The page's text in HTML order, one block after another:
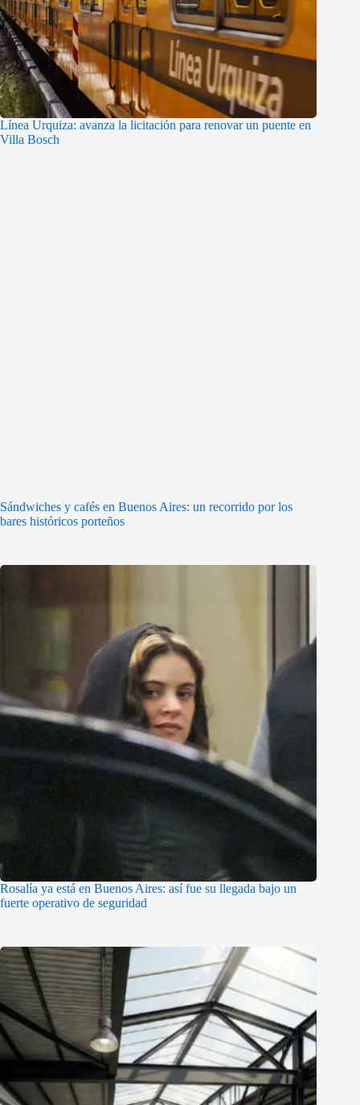
Línea Urquiza: avanza la licitación para renovar un puente en
Villa Bosch
Sándwiches y cafés en Buenos Aires: un recorrido por los
bares históricos porteños
Rosalía ya está en Buenos Aires: así fue su llegada bajo un
fuerte operativo de seguridad